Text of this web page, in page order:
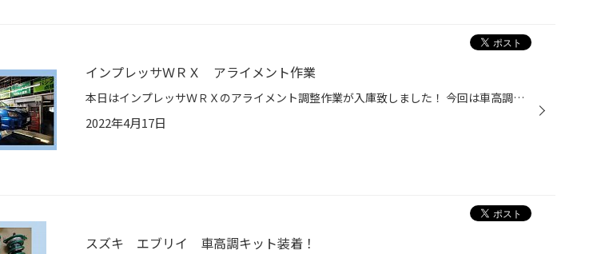
インプレッサＷＲＸ アライメント作業
本日はインプレッサＷＲＸのアライメント調整作業が入庫致しました！ 今回は車高調キット装着車で、ローダウンに沿った調整を行いました。 ※アライメント作業は予約制で承っております。お電話・店頭にてご予約下さい。
2022年4月17日
スズキ エブリイ 車高調キット装着！